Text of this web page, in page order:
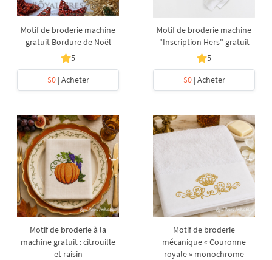
Motif de broderie machine
gratuit Bordure de Noël
5
$0| Acheter
Motif de broderie machine
"Inscription Hers" gratuit
5
$0| Acheter
Motif de broderie à la
machine gratuit : citrouille
et raisin
Motif de broderie
mécanique « Couronne
royale » monochrome